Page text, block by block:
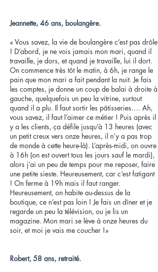
Jeannette, 46 ans, boulangère.
« Vous savez, la vie de boulangère c’est pas drôle
! D’abord, je ne vois jamais mon mari, quand il
travaille, je dors, et quand je travaille, lui il dort.
On commence très tôt le matin, à 6h, je range le
pain que mon mari a fait pendant la nuit. Je fais
les comptes, je donne un coup de balai à droite à
gauche, quelquefois un peu la vitrine, surtout
quand il a plu. Il faut sortir les pâtisseries…. Ah,
vous savez, il faut l’aimer ce métier ! Puis après il
y a les clients, ça défile jusqu’à 13 heures (avec
un petit creux vers onze heures, il n’y a pas trop
de monde à cette heure-là). L’après-midi, on ouvre
à 16h (on est ouvert tous les jours sauf le mardi),
alors j’ai un peu de temps pour me reposer, faire
une petite sieste. Heureusement, car c’est fatigant
! On ferme à 19h mais il faut ranger.
Heureusement, on habite au-dessus de la
boutique, ce n’est pas loin ! Je fais un dîner et je
regarde un peu la télévision, ou je lis un
magazine. Mon mari se lève à onze heures du
soir, et moi je vais me coucher !»
Robert, 58 ans, retraité.